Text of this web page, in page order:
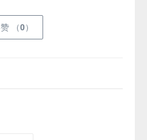
赞 （0）